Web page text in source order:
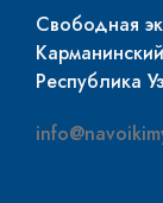
Свободная
Республика